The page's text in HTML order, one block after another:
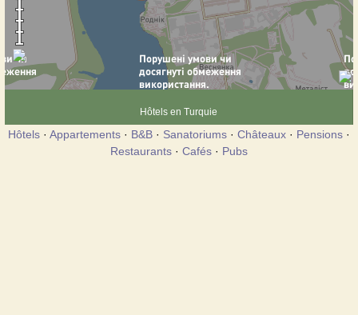
Hôtels en Turquie
Hôtels · Appartements · B&B · Sanatoriums · Châteaux · Pensions ·
Restaurants · Cafés · Pubs